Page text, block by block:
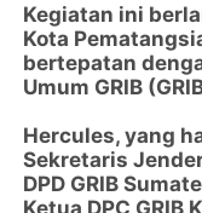
Kegiatan ini
Kota
bertepatan
Umum GRIB
Hercules, yang
Sekretaris
DPD GRIB
Ketua DPC GRIB